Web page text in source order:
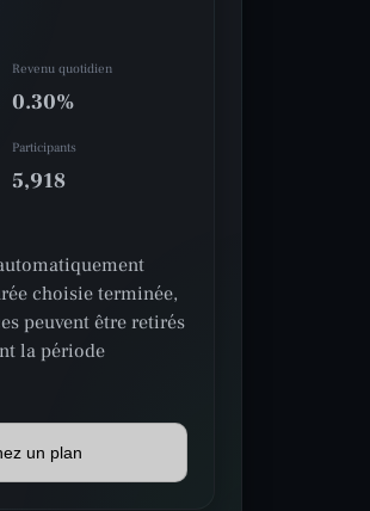
Revenu quotidien
0.30%
Participants
5,918
choisie terminée,
peuvent être retirés
la période
un plan